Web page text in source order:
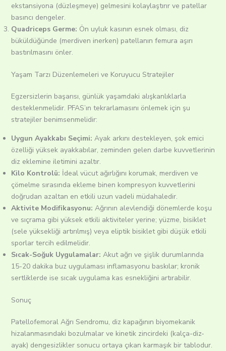
ekstansiyona (düzleşmeye) gelmesini kolaylaştırır ve patellar
basıncı dengeler.
Quadriceps Germe: Ön uyluk kasının esnek olması, diz
büküldüğünde (merdiven inerken) patellanın femura aşırı
bastırılmasını önler.
Yaşam Tarzı Düzenlemeleri ve Koruyucu Stratejiler
Egzersizlerin başarısı, günlük yaşamdaki alışkanlıklarla
desteklenmelidir. PFAS’ın tekrarlamasını önlemek için şu
stratejiler benimsenmelidir:
Uygun Ayakkabı Seçimi: Ayak arkını destekleyen, şok emici
özelliği yüksek ayakkabılar, zeminden gelen darbe kuvvetlerinin
diz eklemine iletimini azaltır.
Kilo Kontrolü: İdeal vücut ağırlığını korumak, merdiven ve
çömelme sırasında ekleme binen kompresyon kuvvetlerini
doğrudan azaltan en etkili uzun vadeli müdahaledir.
Aktivite Modifikasyonu: Ağrının alevlendiği dönemlerde koşu
ve sıçrama gibi yüksek etkili aktiviteler yerine; yüzme, bisiklet
(sele yüksekliği artırılmış) veya eliptik bisiklet gibi düşük etkili
sporlar tercih edilmelidir.
Sıcak-Soğuk Uygulamalar: Akut ağrı ve şişlik durumlarında
15-20 dakika buz uygulaması inflamasyonu baskılar; kronik
sertliklerde ise sıcak uygulama kas esnekliğini artırabilir.
Sonuç
Patellofemoral Ağrı Sendromu, diz kapağının biyomekanik
hizalanmasındaki bozulmalar ve kinetik zincirdeki (kalça-diz-
ayak) dengesizlikler sonucu ortaya çıkan karmaşık bir tablodur.